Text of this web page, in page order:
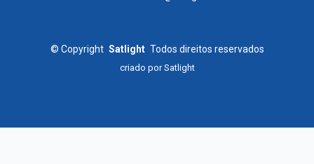
© Copyright Satlight Todos direitos reservados
criado porSatlight